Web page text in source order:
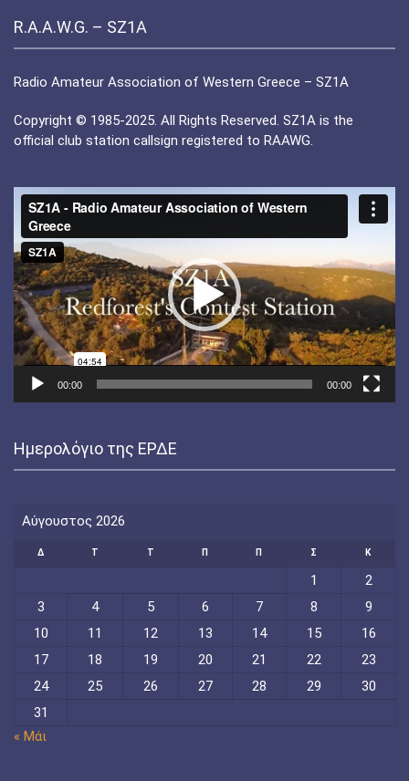
R.A.A.W.G. – SZ1A
Radio Amateur Association of Western Greece – SZ1A
Copyright © 1985-2025. All Rights Reserved. SZ1A is the
official club station callsign registered to RAAWG.
Πρόγραμμα
Αναπαραγωγής
Βίντεο
00:00 00:00
Ημερολόγιο της ΕΡΔΕ
Αύγουστος 2026
Δ Τ Τ Π Π Σ Κ
1
2
3
4 5 6 7 8
9
10
11 12 13 14 15
16
17
18 19 20 21 22
23
24
25 26 27 28 29
30
31
« Μάι